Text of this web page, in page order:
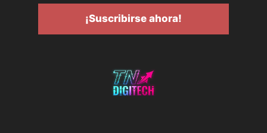
¡Suscribirse ahora!